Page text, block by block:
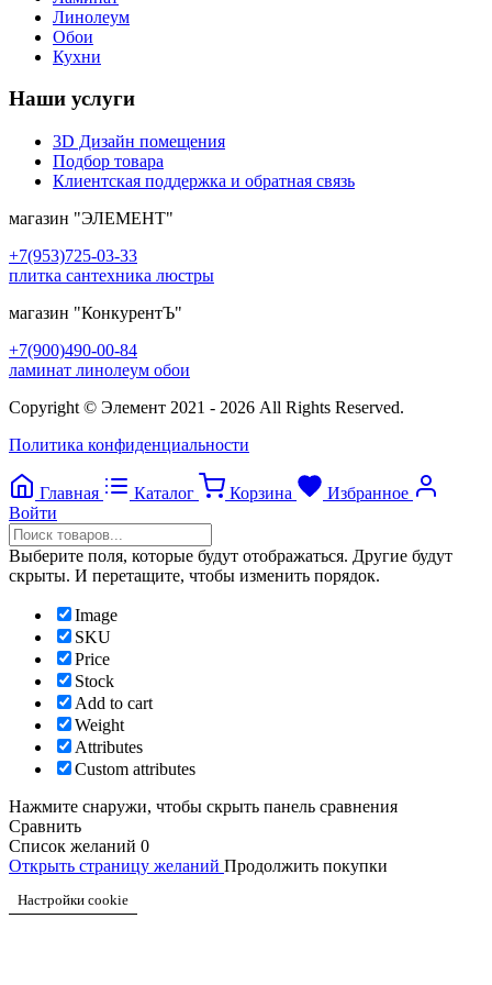
Линолеум
Обои
Кухни
Наши услуги
3D Дизайн помещения
Подбор товара
Клиентская поддержка и обратная связь
магазин "ЭЛЕМЕНТ"
+7(953)725-03-33
плитка сантехника люстры
магазин "КонкурентЪ"
+7(900)490-00-84
ламинат линолеум обои
Copyright © Элемент 2021 - 2026 All Rights Reserved.
Политика конфиденциальности
Главная Каталог Корзина
Избранное
Войти
Выберите поля, которые будут отображаться. Другие будут
скрыты. И перетащите, чтобы изменить порядок.
Image
SKU
Price
Stock
Add to cart
Weight
Attributes
Custom attributes
Нажмите снаружи, чтобы скрыть панель сравнения
Сравнить
Список желаний 0
Открыть страницу желаний Продолжить покупки
Настройки cookie